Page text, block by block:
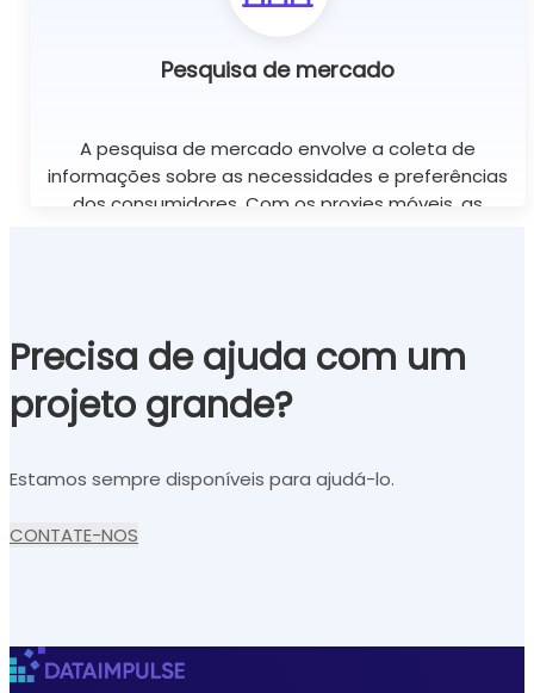
Pesquisa de mercado
A pesquisa de mercado envolve a coleta de
informações sobre as necessidades e preferências
dos consumidores. Com os proxies móveis, as
Precisa de ajuda com um
projeto grande?
Estamos sempre disponíveis para ajudá-lo.
CONTATE-NOS